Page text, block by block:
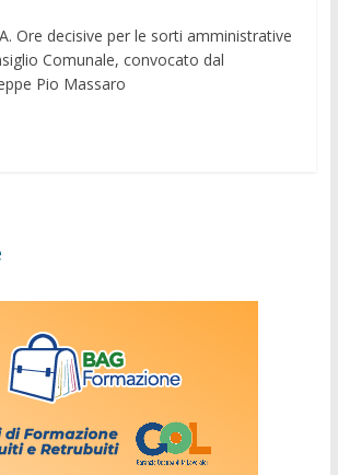
Ore decisive per le sorti amministrative
Comunale, convocato dal
Pio Massaro